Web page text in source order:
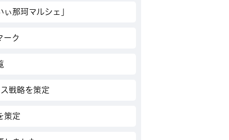
那珂マルシェ」
ーク
戦略を策定
策定